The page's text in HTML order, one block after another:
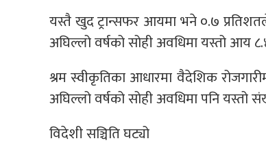
यस्तै खुद ट्रान्सफर आयमा भने ०.७
अघिल्लो वर्षको सोही अवधिमा यस्तो आय
श्रम स्वीकृतिका आधारमा वैदेशिक
अघिल्लो वर्षको सोही अवधिमा पनि यस्तो
विदेशी सञ्चिति घट्यो